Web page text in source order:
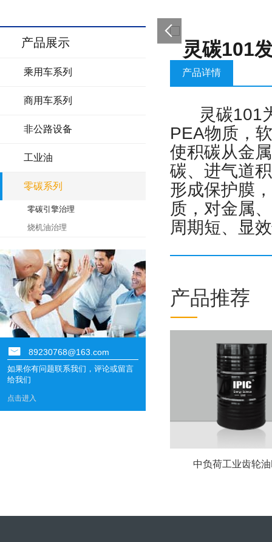
产品展示
乘用车系列
商用车系列
非公路设备
工业油
零碳系列
零碳引擎治理
烧机油治理
89230768@163.com
如果你有问题联系我们，评论或留言
给我们
点击进入
灵碳101
产品详情
灵碳101为
PEA物质，
使积碳从金
碳、进气道
形成保护膜
质，对金属
周期短、显
产品推荐
中负荷工业齿轮油L-C